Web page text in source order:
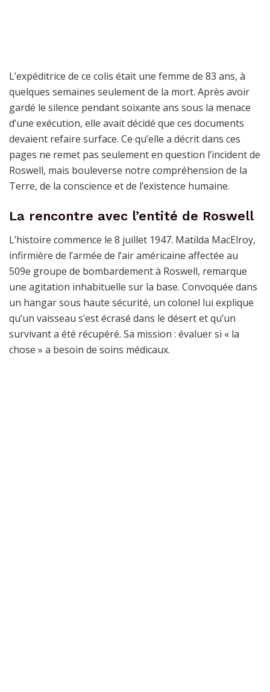
L’expéditrice de ce colis était une femme de 83 ans, à
quelques semaines seulement de la mort. Après avoir
gardé le silence pendant soixante ans sous la menace
d’une exécution, elle avait décidé que ces documents
devaient refaire surface. Ce qu’elle a décrit dans ces
pages ne remet pas seulement en question l’incident de
Roswell, mais bouleverse notre compréhension de la
Terre, de la conscience et de l’existence humaine.
La rencontre avec l’entité de Roswell
L’histoire commence le 8 juillet 1947. Matilda MacElroy,
infirmière de l’armée de l’air américaine affectée au
509e groupe de bombardement à Roswell, remarque
une agitation inhabituelle sur la base. Convoquée dans
un hangar sous haute sécurité, un colonel lui explique
qu’un vaisseau s’est écrasé dans le désert et qu’un
survivant a été récupéré. Sa mission : évaluer si « la
chose » a besoin de soins médicaux.